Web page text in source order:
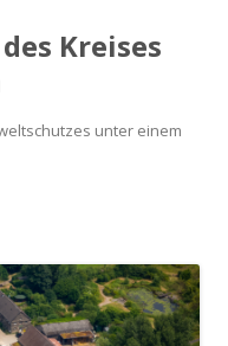
Kreises
unter einem